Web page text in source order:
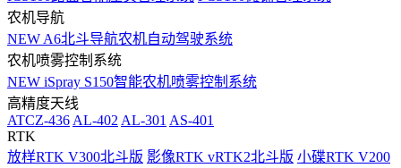
农机导航
NEW A6北斗导航农机自动驾驶系统
农机喷雾控制系统
NEW iSpray S150智能农机喷雾控制系统
高精度天线
ATCZ-436 AL-402 AL-301 AS-401
RTK
放样RTK V300北斗版 影像RTK vRTK2北斗版 小碟RTK V200